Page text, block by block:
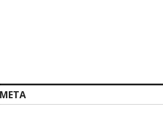
META